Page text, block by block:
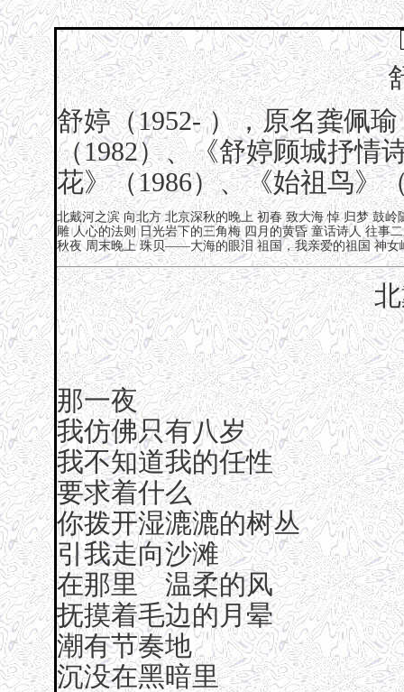
舒婷（1952- ），原名龚佩
（1982）、《舒婷顾城抒情
花》（1986）、《始祖鸟》
北戴河之滨 向北方 北京深秋的晚上 初春 致大海 悼 归梦 鼓岭
雕 人心的法则 日光岩下的三角梅 四月的黄昏 童话诗人 往事
秋夜 周末晚上 珠贝——大海的眼泪 祖国，我亲爱的祖国 神女
那一夜
我仿佛只有八岁
我不知道我的任性
要求着什么
你拨开湿漉漉的树丛
引我走向沙滩
在那里 温柔的风
抚摸着毛边的月晕
潮有节奏地
沉没在黑暗里